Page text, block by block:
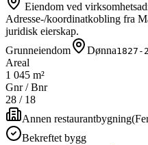
Eiendom ved
Adresse-/koordinatkobling fra
juridisk eierskap.
Grunneiendom
Dønna1827-
Areal
1 045 m²
Gnr / Bnr
28 / 18
Annen restaurantbygning(
Bekreftet bygg